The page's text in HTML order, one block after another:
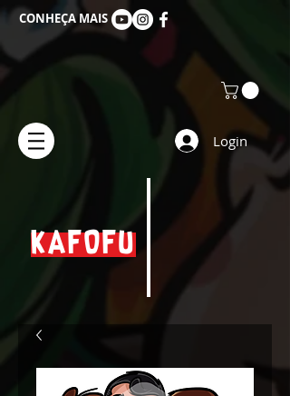
CONHEÇA MAIS
Login
KAFOFU